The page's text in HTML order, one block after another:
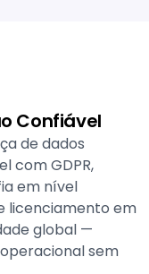
Confiável
de dados
com GDPR,
em nível
licenciamento em
global —
sem